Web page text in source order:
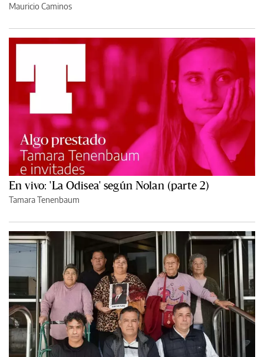
Mauricio Caminos
En vivo: 'La Odisea' según Nolan (parte 2)
Tamara Tenenbaum